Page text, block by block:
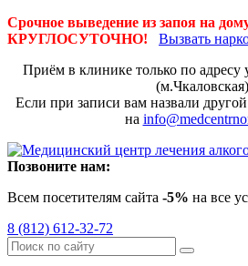
Срочное выведение из запоя на
КРУГЛОСУТОЧНО!
Вызвать
Приём в клинике только по адресу
Если при записи вам назвали
на
Позвоните нам:
Всем посетителям сайта -5% на все
8 (812) 612-32-72